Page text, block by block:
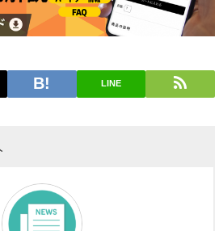
LINE